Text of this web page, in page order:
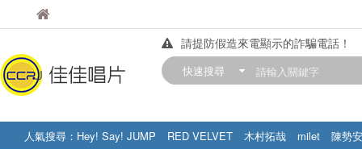
佳佳唱片
請提防假造來電顯示的詐騙電話！
【中華門市營業時間調整公告】
快速搜尋
人氣搜尋： Hey! Say! JUMP RED VELVET 木村拓哉 milet
陳勢安